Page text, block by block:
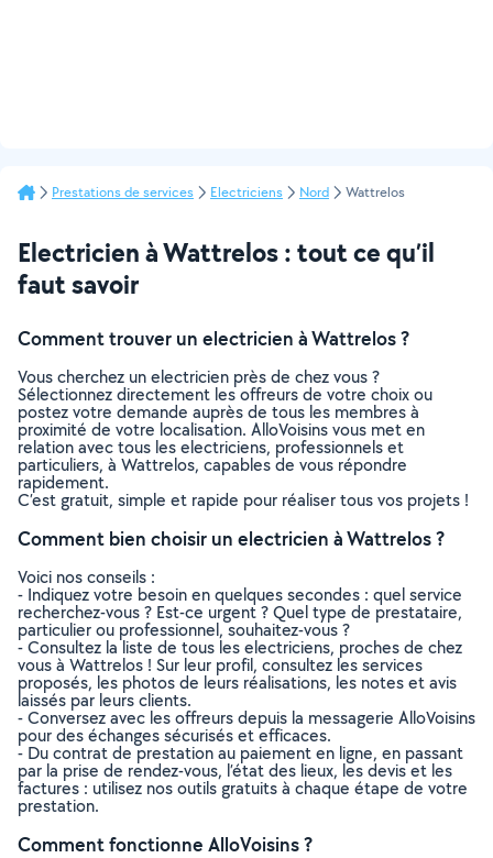
Prestations de services Electriciens Nord Wattrelos
Electricien à Wattrelos : tout ce qu’il
faut savoir
Comment trouver un electricien à Wattrelos ?
Vous cherchez un electricien près de chez vous ?
Sélectionnez directement les offreurs de votre choix ou
postez votre demande auprès de tous les membres à
proximité de votre localisation. AlloVoisins vous met en
relation avec tous les electriciens, professionnels et
particuliers, à Wattrelos, capables de vous répondre
rapidement.
C’est gratuit, simple et rapide pour réaliser tous vos projets !
Comment bien choisir un electricien à Wattrelos ?
Voici nos conseils :
- Indiquez votre besoin en quelques secondes : quel service
recherchez-vous ? Est-ce urgent ? Quel type de prestataire,
particulier ou professionnel, souhaitez-vous ?
- Consultez la liste de tous les electriciens, proches de chez
vous à Wattrelos ! Sur leur profil, consultez les services
proposés, les photos de leurs réalisations, les notes et avis
laissés par leurs clients.
- Conversez avec les offreurs depuis la messagerie AlloVoisins
pour des échanges sécurisés et efficaces.
- Du contrat de prestation au paiement en ligne, en passant
par la prise de rendez-vous, l’état des lieux, les devis et les
factures : utilisez nos outils gratuits à chaque étape de votre
prestation.
Comment fonctionne AlloVoisins ?